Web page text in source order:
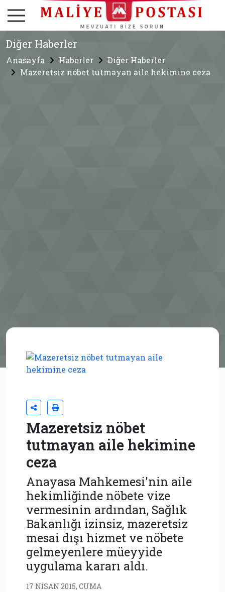
Diğer Haberler
Anasayfa Haberler
Diğer Haberler
Mazeretsiz nöbet tutmayan aile hekimine ceza
Mazeretsiz nöbet
tutmayan aile hekimine
ceza
Anayasa Mahkemesi'nin aile
hekimliğinde nöbete vize
vermesinin ardından, Sağlık
Bakanlığı izinsiz, mazeretsiz
mesai dışı hizmet ve nöbete
gelmeyenlere müeyyide
uygulama kararı aldı.
17 NISAN 2015, CUMA